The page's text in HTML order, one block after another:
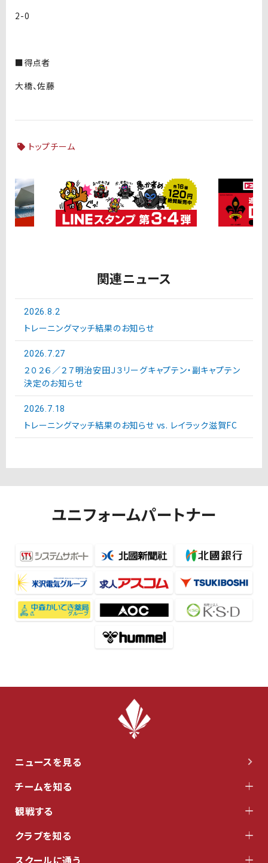
2-0
■得点者
大橋、佐藤
トップチーム
関連ニュース
2026.8.2
トレーニングマッチ結果のお知らせ
2026.7.27
２０２６／２７明治安田Ｊ３リーグキャプテン・副キャプテン
決定のお知らせ
2026.7.18
トレーニングマッチ結果のお知らせ vs. レイラック滋賀FC
ユニフォームパートナー
ニュースを見る
チームを知る
観戦する
クラブを知る
スクールに通う